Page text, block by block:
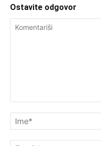
Ostavite odgovor